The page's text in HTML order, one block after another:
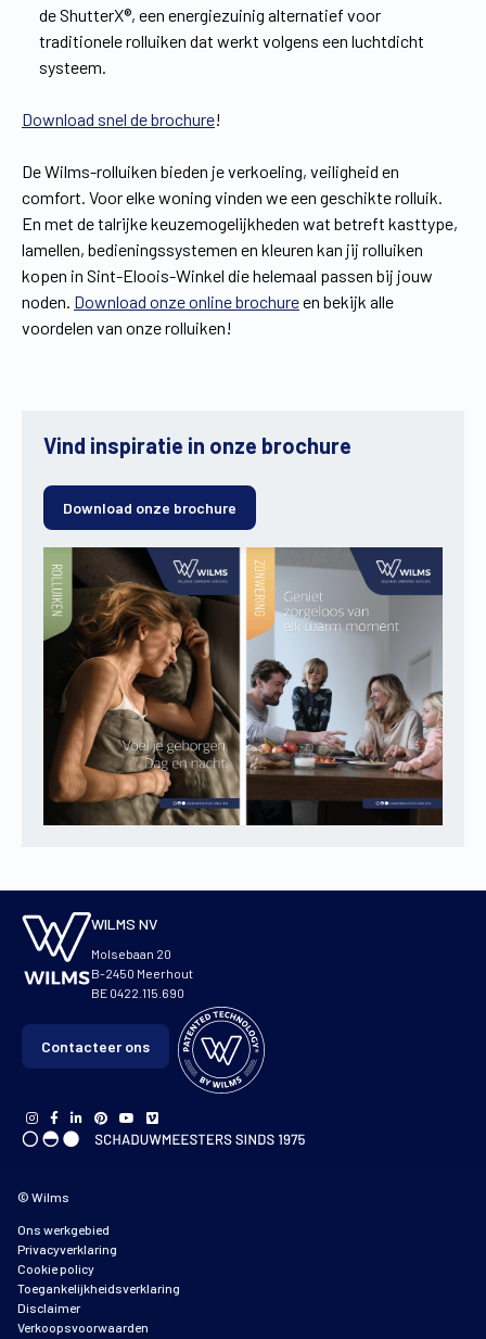
de ShutterX®, een energiezuinig alternatief voor
traditionele rolluiken dat werkt volgens een luchtdicht
systeem.
Download snel de brochure!
De Wilms-rolluiken bieden je verkoeling, veiligheid en
comfort. Voor elke woning vinden we een geschikte rolluik.
En met de talrijke keuzemogelijkheden wat betreft kasttype,
lamellen, bedieningssystemen en kleuren kan jij rolluiken
kopen in Sint-Eloois-Winkel die helemaal passen bij jouw
noden. Download onze online brochureen bekijk alle
voordelen van onze rolluiken!
Vind inspiratie in onze brochure
Download onze brochure
WILMS NV
Molsebaan 20
B-2450 Meerhout
BE 0422.115.690
Contacteer ons
© Wilms
Ons werkgebied
Privacyverklaring
Cookie policy
Toegankelijkheidsverklaring
Disclaimer
Verkoopsvoorwaarden